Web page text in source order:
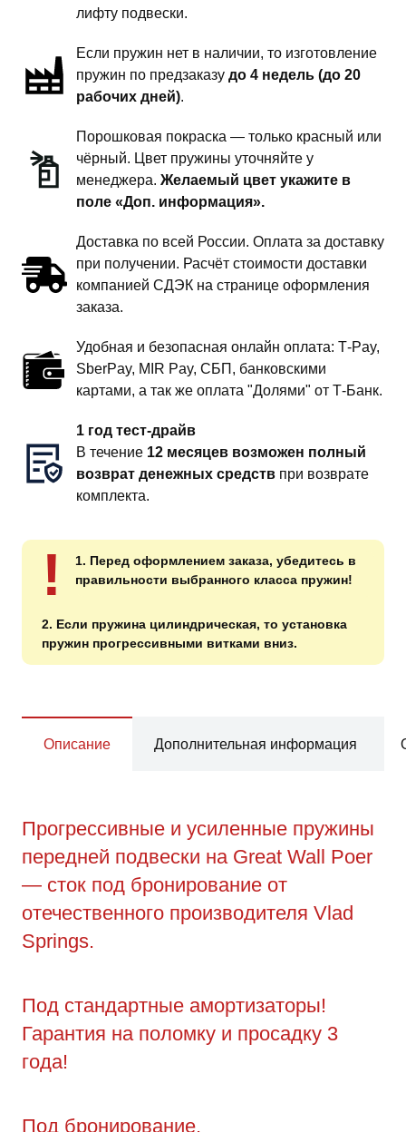
бронирование
лифту подвески.
Если пружин нет в наличии, то изготовление
пружин по предзаказу до 4 недель (до 20
рабочих дней).
Порошковая покраска — только красный или
чёрный. Цвет пружины уточняйте у
менеджера. Желаемый цвет укажите в
поле «Доп. информация».
Доставка по всей России. Оплата за доставку
при получении. Расчёт стоимости доставки
компанией СДЭК на странице оформления
заказа.
Удобная и безопасная онлайн оплата: T‑Pay,
SberPay, MIR Pay, СБП, банковскими
картами, а так же оплата "Долями" от Т-Банк.
1 год тест-драйв
В течение 12 месяцев возможен полный
возврат денежных средств при возврате
комплекта.
!
1. Перед оформлением заказа, убедитесь в
правильности выбранного класса пружин!
2. Если пружина цилиндрическая, то установка
пружин прогрессивными витками вниз.
Описание Дополнительная информация
Прогрессивные и усиленные пружины
передней подвески на Great Wall Poer
— сток под бронирование от
отечественного производителя Vlad
Springs.
Под стандартные амортизаторы!
Гарантия на поломку и просадку 3
года!
Под бронирование.